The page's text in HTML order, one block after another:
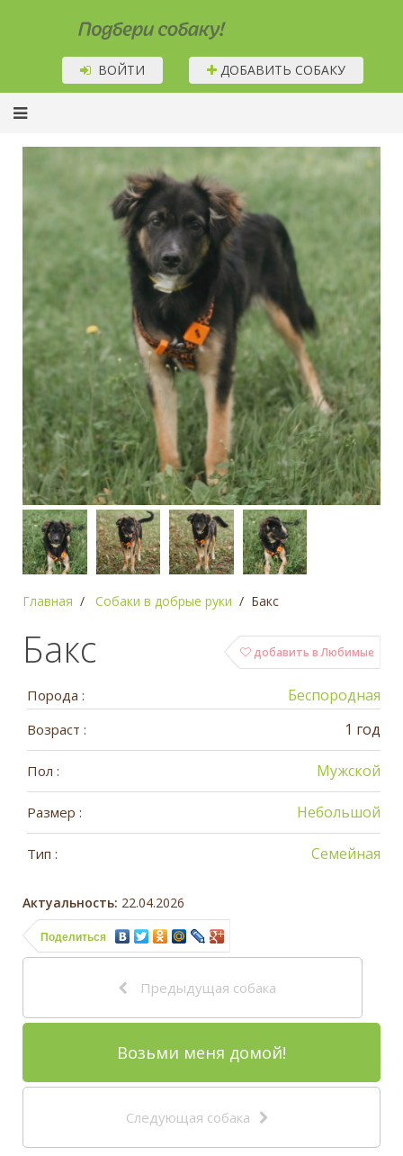
Подбери собаку!
ВОЙТИ ДОБАВИТЬ СОБАКУ
Главная Собаки в добрые руки Бакс
добавить в Любимые
Бакс
Порода : Беспородная
Возраст : 1 год
Пол : Мужской
Размер : Небольшой
Тип : Семейная
Актуальность: 22.04.2026
Поделиться
Предыдущая собака
Возьми меня домой!
Следующая собака